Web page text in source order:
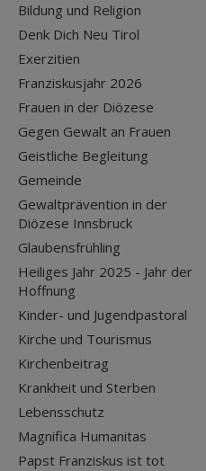
Bildung und Religion
Denk Dich Neu Tirol
Exerzitien
Franziskusjahr 2026
Frauen in der Diözese
Gegen Gewalt an Frauen
Geistliche Begleitung
Gemeinde
Gewaltprävention in der
Diözese Innsbruck
Glaubensfrühling
Heiliges Jahr 2025 - Jahr der
Hoffnung
Kinder- und Jugendpastoral
Kirche und Tourismus
Kirchenbeitrag
Krankheit und Sterben
Lebensschutz
Magnifica Humanitas
Papst Franziskus ist tot